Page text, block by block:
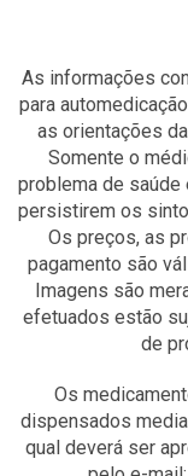
As informações
para
as orientações
Somente o
problema de saúde
persistirem os
Os preços, as
pagamento são
Imagens são
efetuados estão
de
Os
dispensados
qual deverá ser